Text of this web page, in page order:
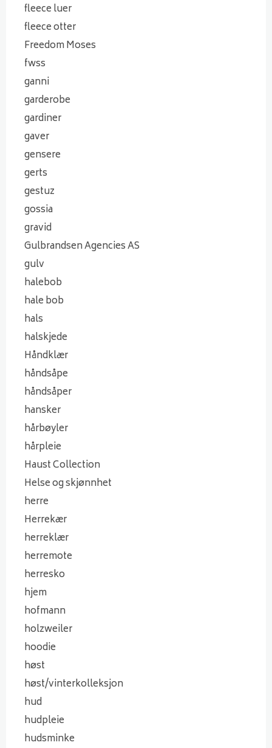
fleece luer
fleece otter
Freedom Moses
fwss
ganni
garderobe
gardiner
gaver
gensere
gerts
gestuz
gossia
gravid
Gulbrandsen Agencies AS
gulv
halebob
hale bob
hals
halskjede
Håndklær
håndsåpe
håndsåper
hansker
hårbøyler
hårpleie
Haust Collection
Helse og skjønnhet
herre
Herrekær
herreklær
herremote
herresko
hjem
hofmann
holzweiler
hoodie
høst
høst/vinterkolleksjon
hud
hudpleie
hudsminke